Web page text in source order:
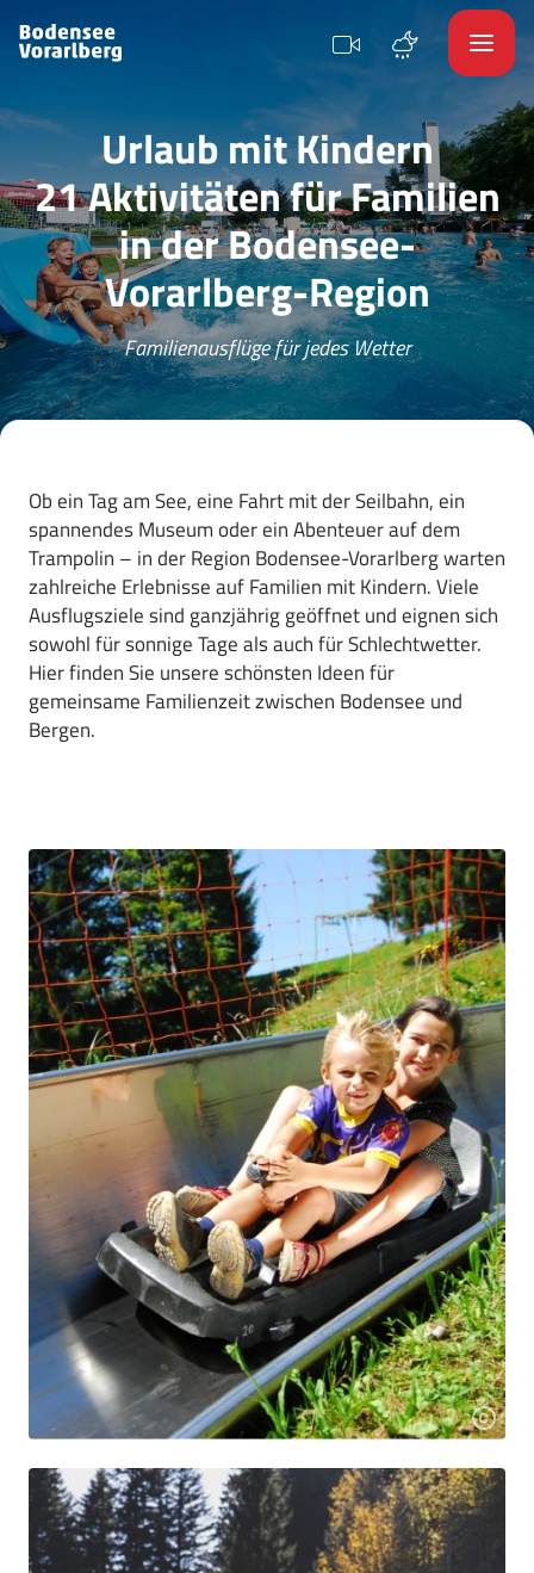
Urlaub mit Kindern
21 Aktivitäten für Familien
in der Bodensee-
Vorarlberg-Region
Familienausflüge für jedes Wetter
Ob ein Tag am See, eine Fahrt mit der Seilbahn, ein
spannendes Museum oder ein Abenteuer auf dem
Trampolin – in der Region Bodensee-Vorarlberg warten
zahlreiche Erlebnisse auf Familien mit Kindern. Viele
Ausflugsziele sind ganzjährig geöffnet und eignen sich
sowohl für sonnige Tage als auch für Schlechtwetter.
Hier finden Sie unsere schönsten Ideen für
gemeinsame Familienzeit zwischen Bodensee und
Bergen.